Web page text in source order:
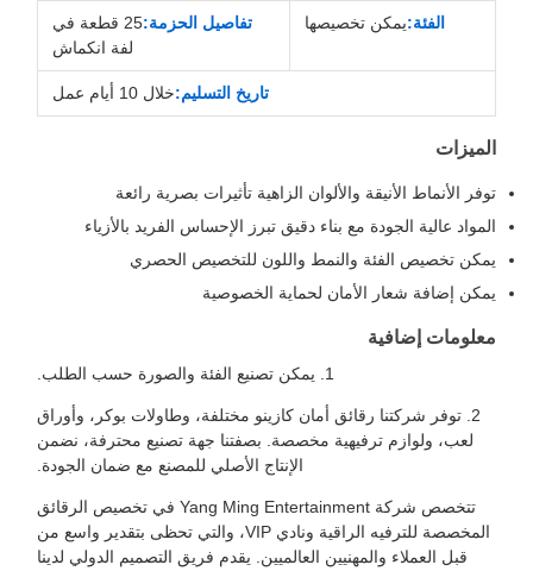
الفئة:يمكن تخصيصها تفاصيل الحزمة:
25 قطعة في
لفة انكماش
تاريخ التسليم:خلال 10 أيام عمل
الميزات
توفر الأنماط الأنيقة والألوان الزاهية تأثيرات بصرية رائعة
المواد عالية الجودة مع بناء دقيق تبرز الإحساس الفريد بالأزياء
يمكن تخصيص الفئة والنمط واللون للتخصيص الحصري
يمكن إضافة شعار الأمان لحماية الخصوصية
معلومات إضافية
1. يمكن تصنيع الفئة والصورة حسب الطلب.
2. توفر شركتنا رقائق أمان كازينو مختلفة، وطاولات بوكر، وأوراق
لعب، ولوازم ترفيهية مخصصة. بصفتنا جهة تصنيع محترفة، نضمن
الإنتاج الأصلي للمصنع مع ضمان الجودة.
تتخصص شركة Yang Ming Entertainment في تخصيص الرقائق
المخصصة للترفيه الراقية ونادي VIP، والتي تحظى بتقدير واسع من
قبل العملاء والمهنيين العالميين. يقدم فريق التصميم الدولي لدينا